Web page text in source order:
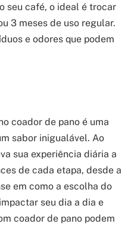
seu café, o ideal é trocar
3 meses de uso regular.
e odores que podem
coador de pano é uma
sabor inigualável. Ao
sua experiência diária a
de cada etapa, desde a
em como a escolha do
seu dia a dia e
coador de pano podem